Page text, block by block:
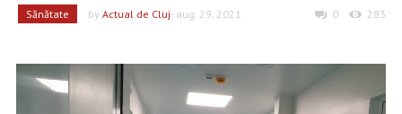
Sănătate by Actual de Cluj- aug. 29, 2021 0 283